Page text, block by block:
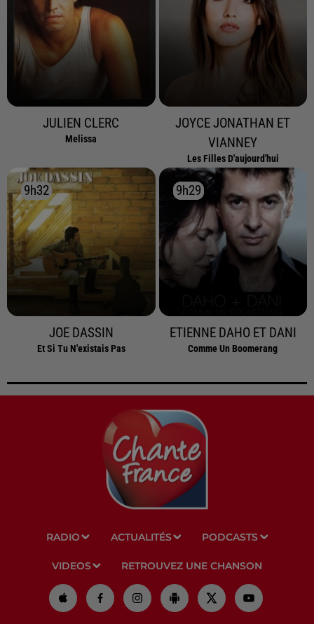
JULIEN CLERC
Melissa
JOYCE JONATHAN ET
VIANNEY
Les Filles D'aujourd'hui
9h32
9h32
JOE DASSIN
Et Si Tu N'existais Pas
9h29
9h29
ETIENNE DAHO ET DANI
Comme Un Boomerang
RADIO ACTUALITÉS PODCASTS
VIDEOS RETROUVEZ UNE CHANSON